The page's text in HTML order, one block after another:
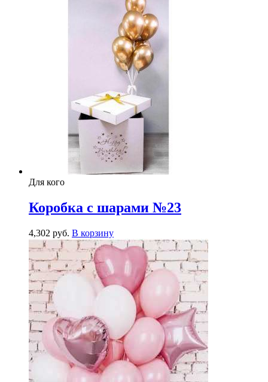
Для кого
Коробка с шарами №23
4,302 руб. В корзину